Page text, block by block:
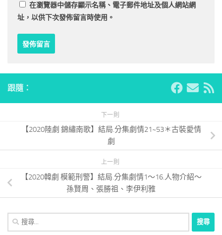
在瀏覽器中儲存顯示名稱、電子郵件地址及個人網站網
址，以供下次發佈留言時使用。
跟隨：
下一則
【2020陸劇 錦繡南歌】結局.分集劇情21~53＊古裝愛情
劇
上一則
【2020韓劇 模範刑警】結局.分集劇情1～16.人物介紹～
孫賢周、張勝祖、李伊利雅
搜
尋